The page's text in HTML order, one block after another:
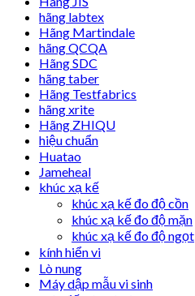
hãng labtex
Hãng Martindale
hãng QCQA
Hãng SDC
hãng taber
Hãng Testfabrics
hãng xrite
Hãng ZHIQU
hiệu chuẩn
Huatao
Jameheal
khúc xạ kế
khúc xạ kế đo độ cồn
khúc xạ kế đo độ mặn
khúc xạ kế đo độ ngọt
kính hiển vi
Lò nung
Máy dập mẫu vi sinh